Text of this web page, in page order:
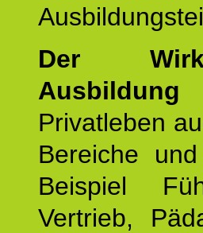
Der
Ausbildung
Privatleben
Bereiche
Beispiel
Vertrieb,